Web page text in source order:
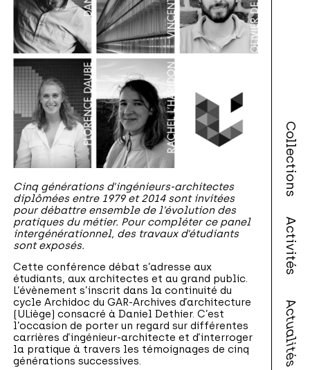
Collections
Activités
Actualités
Cinq générations d’ingénieurs-architectes
diplômées entre 1979 et 2014 sont invitées
pour débattre ensemble de l’évolution des
pratiques du métier. Pour compléter ce panel
intergénérationnel, des travaux d’étudiants
sont exposés.
Cette conférence débat s’adresse aux
étudiants, aux architectes et au grand public.
L’évènement s’inscrit dans la continuité du
cycle Archidoc du GAR-Archives d’architecture
(ULiège) consacré à Daniel Dethier. C’est
l’occasion de porter un regard sur différentes
carrières d’ingénieur-architecte et d’interroger
la pratique à travers les témoignages de cinq
générations successives.